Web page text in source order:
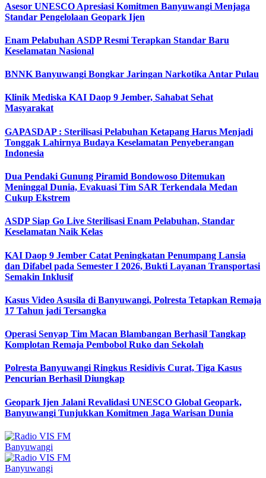
Asesor UNESCO Apresiasi Komitmen Banyuwangi Menjaga
Standar Pengelolaan Geopark Ijen
Enam Pelabuhan ASDP Resmi Terapkan Standar Baru
Keselamatan Nasional
BNNK Banyuwangi Bongkar Jaringan Narkotika Antar Pulau
Klinik Mediska KAI Daop 9 Jember, Sahabat Sehat
Masyarakat
GAPASDAP : Sterilisasi Pelabuhan Ketapang Harus Menjadi
Tonggak Lahirnya Budaya Keselamatan Penyeberangan
Indonesia
Dua Pendaki Gunung Piramid Bondowoso Ditemukan
Meninggal Dunia, Evakuasi Tim SAR Terkendala Medan
Cukup Ekstrem
ASDP Siap Go Live Sterilisasi Enam Pelabuhan, Standar
Keselamatan Naik Kelas
KAI Daop 9 Jember Catat Peningkatan Penumpang Lansia
dan Difabel pada Semester I 2026, Bukti Layanan Transportasi
Semakin Inklusif
Kasus Video Asusila di Banyuwangi, Polresta Tetapkan Remaja
17 Tahun jadi Tersangka
Operasi Senyap Tim Macan Blambangan Berhasil Tangkap
Komplotan Remaja Pembobol Ruko dan Sekolah
Polresta Banyuwangi Ringkus Residivis Curat, Tiga Kasus
Pencurian Berhasil Diungkap
Geopark Ijen Jalani Revalidasi UNESCO Global Geopark,
Banyuwangi Tunjukkan Komitmen Jaga Warisan Dunia